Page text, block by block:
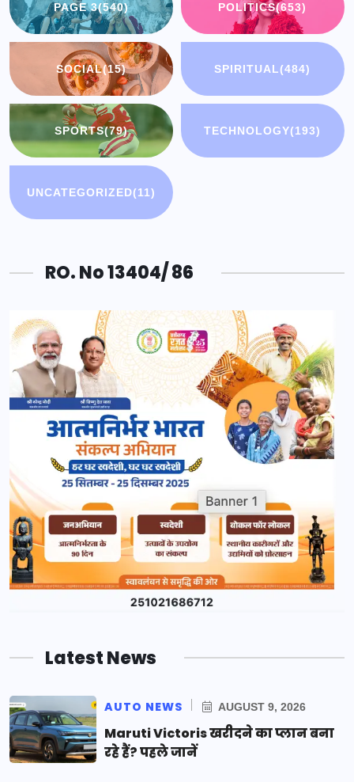
PAGE 3(540) POLITICS(653)
SOCIAL(15) SPIRITUAL(484)
SPORTS(79) TECHNOLOGY(193)
UNCATEGORIZED(11)
RO. No 13404/ 86
Latest News
AUTO NEWS AUGUST 9, 2026
Maruti Victoris खरीदने का प्लान बना
रहे हैं? पहले जानें